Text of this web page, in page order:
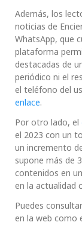
Además, los
noticias de
WhatsApp, que
plataforma
destacadas de
periódico ni el
el teléfono del
enlace.
Por otro lado, el
el 2023 con un
un incremento
supone más de
contenidos en
en la actualidad
Puedes
en la web como